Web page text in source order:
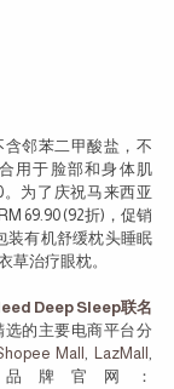
邻苯二甲酸盐，不
用于脸部和身体肌
。为了庆祝马来西亚
69.90 (92折)，促销
装有机舒缓枕头睡眠
草治疗眼枕。
Deep Sleep联名
的主要电商平台分
Mall, LazMall
牌官网：